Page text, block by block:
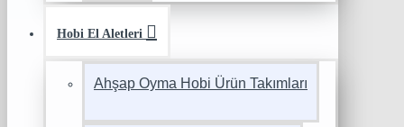
Hobi El Aletleri
Ahşap Oyma Hobi Ürün Takımları